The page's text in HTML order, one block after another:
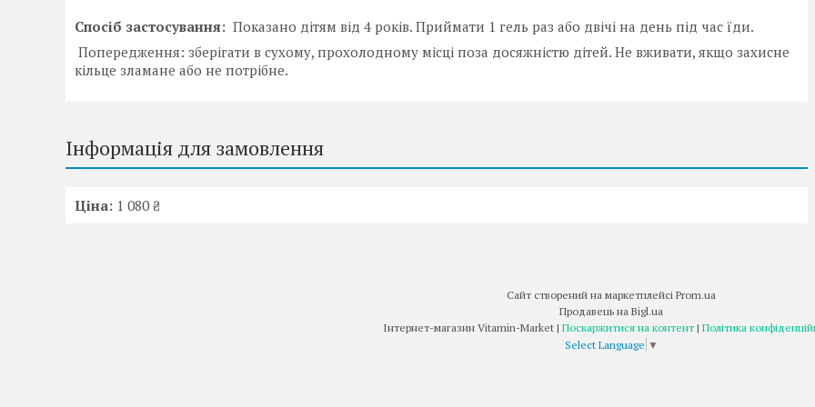
Спосіб застосування: Показано дітям від 4 років. Приймати 1 гель раз або двічі на день під час їди.
Попередження: зберігати в сухому, прохолодному місці поза досяжністю дітей. Не вживати, якщо захисне
кільце зламане або не потрібне.
Інформація для замовлення
Ціна: 1 080 ₴
Сайт створений на маркетплейсі Prom.ua
Продавець на Bigl.ua
Інтернет-магазин Vitamin-Market | Поскаржитися на контент | Політика
Select Language ▼